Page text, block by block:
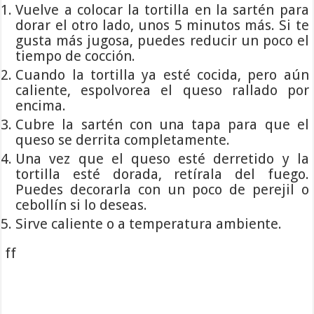
Vuelve a colocar la tortilla en la sartén para
dorar el otro lado, unos 5 minutos más. Si te
gusta más jugosa, puedes reducir un poco el
tiempo de cocción.
Cuando la tortilla ya esté cocida, pero aún
caliente, espolvorea el queso rallado por
encima.
Cubre la sartén con una tapa para que el
queso se derrita completamente.
Una vez que el queso esté derretido y la
tortilla esté dorada, retírala del fuego.
Puedes decorarla con un poco de perejil o
cebollín si lo deseas.
Sirve caliente o a temperatura ambiente.
ff